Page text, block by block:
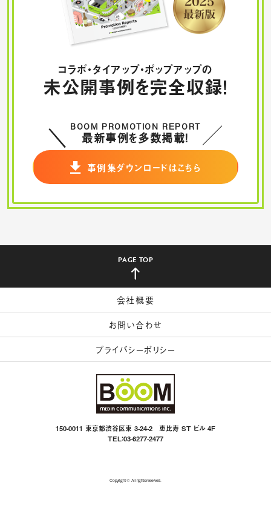
コラボ・タイアップ・ポップアップの
未公開事例を完全収録！
BOOM PROMOTION REPORT
最新事例を多数掲載！
事例集ダウンロードはこちら
PAGE TOP
会社概要
お問い合わせ
プライバシーポリシー
150-0011 東京都渋谷区東 3-24-2 恵比寿 ST ビル 4F
TEL：03-6277-2477
Copyright © All rights reserved.